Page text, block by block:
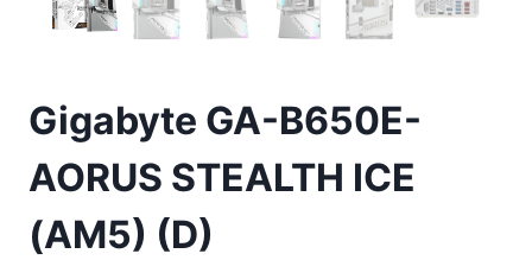
Gigabyte GA-B650E-
AORUS STEALTH ICE
(AM5) (D)